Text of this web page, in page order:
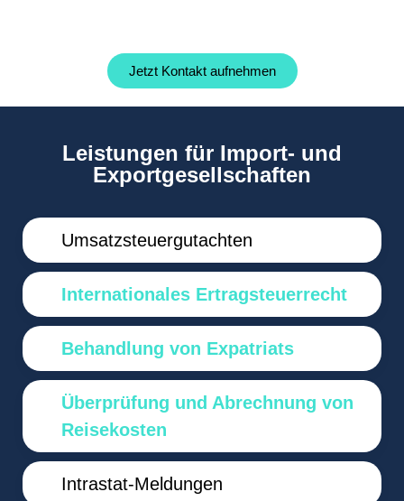
Jetzt Kontakt aufnehmen
Leistungen für Import- und
Exportgesellschaften
Umsatzsteuergutachten
Internationales Ertragsteuerrecht
Behandlung von Expatriats
Überprüfung und Abrechnung von
Reisekosten
Intrastat-Meldungen